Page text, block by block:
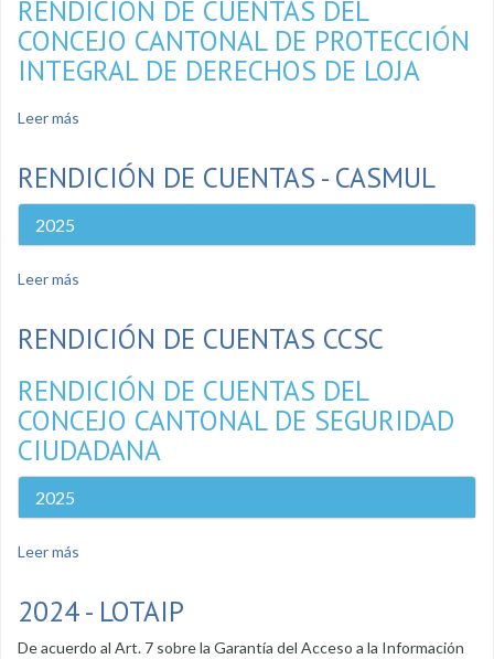
RENDICIÓN DE CUENTAS DEL
CONCEJO CANTONAL DE PROTECCIÓN
INTEGRAL DE DERECHOS DE LOJA
Leer más
RENDICIÓN DE CUENTAS - CASMUL
2025
Leer más
RENDICIÓN DE CUENTAS CCSC
RENDICIÓN DE CUENTAS DEL
CONCEJO CANTONAL DE SEGURIDAD
CIUDADANA
2025
Leer más
2024 - LOTAIP
De acuerdo al Art. 7 sobre la Garantía del Acceso a la Información